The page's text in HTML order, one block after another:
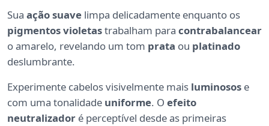
Sua ação suave limpa delicadamente enquanto os
pigmentos violetastrabalham para contrabalancear
o amarelo, revelando um tom prata ou platinado
deslumbrante.
Experimente cabelos visivelmente mais luminosos e
com uma tonalidade uniforme. O efeito
neutralizador é perceptível desde as primeiras